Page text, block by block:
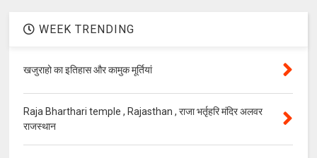
WEEK TRENDING
खजुराहो का इतिहास और कामुक मूर्तियां
Raja Bharthari temple , Rajasthan , राजा भर्तृहरि मंदिर अलवर
राजस्थान